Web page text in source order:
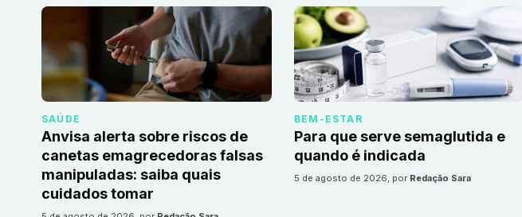
SAÚDE
Anvisa alerta sobre riscos de
canetas emagrecedoras falsas
manipuladas: saiba quais
cuidados tomar
BEM-ESTAR
Para que serve semaglutida e
quando é indicada
5 de agosto de 2026, por Redação Sara